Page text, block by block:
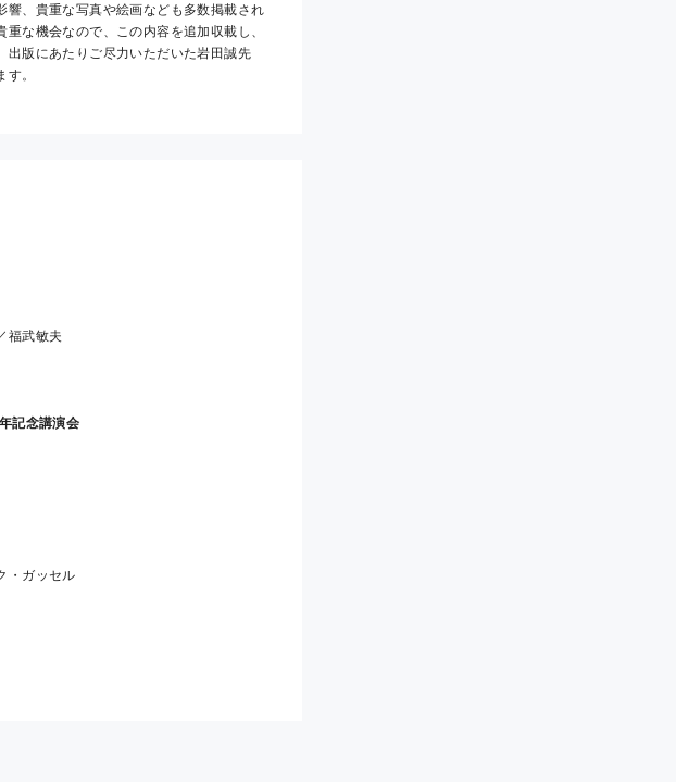
、貴重な写真や絵画なども多数掲載され
な機会なので、この内容を追加収載し、
出版にあたりご尽力いただいた岩田誠先
。
福武敏夫
記念講演会
・ガッセル